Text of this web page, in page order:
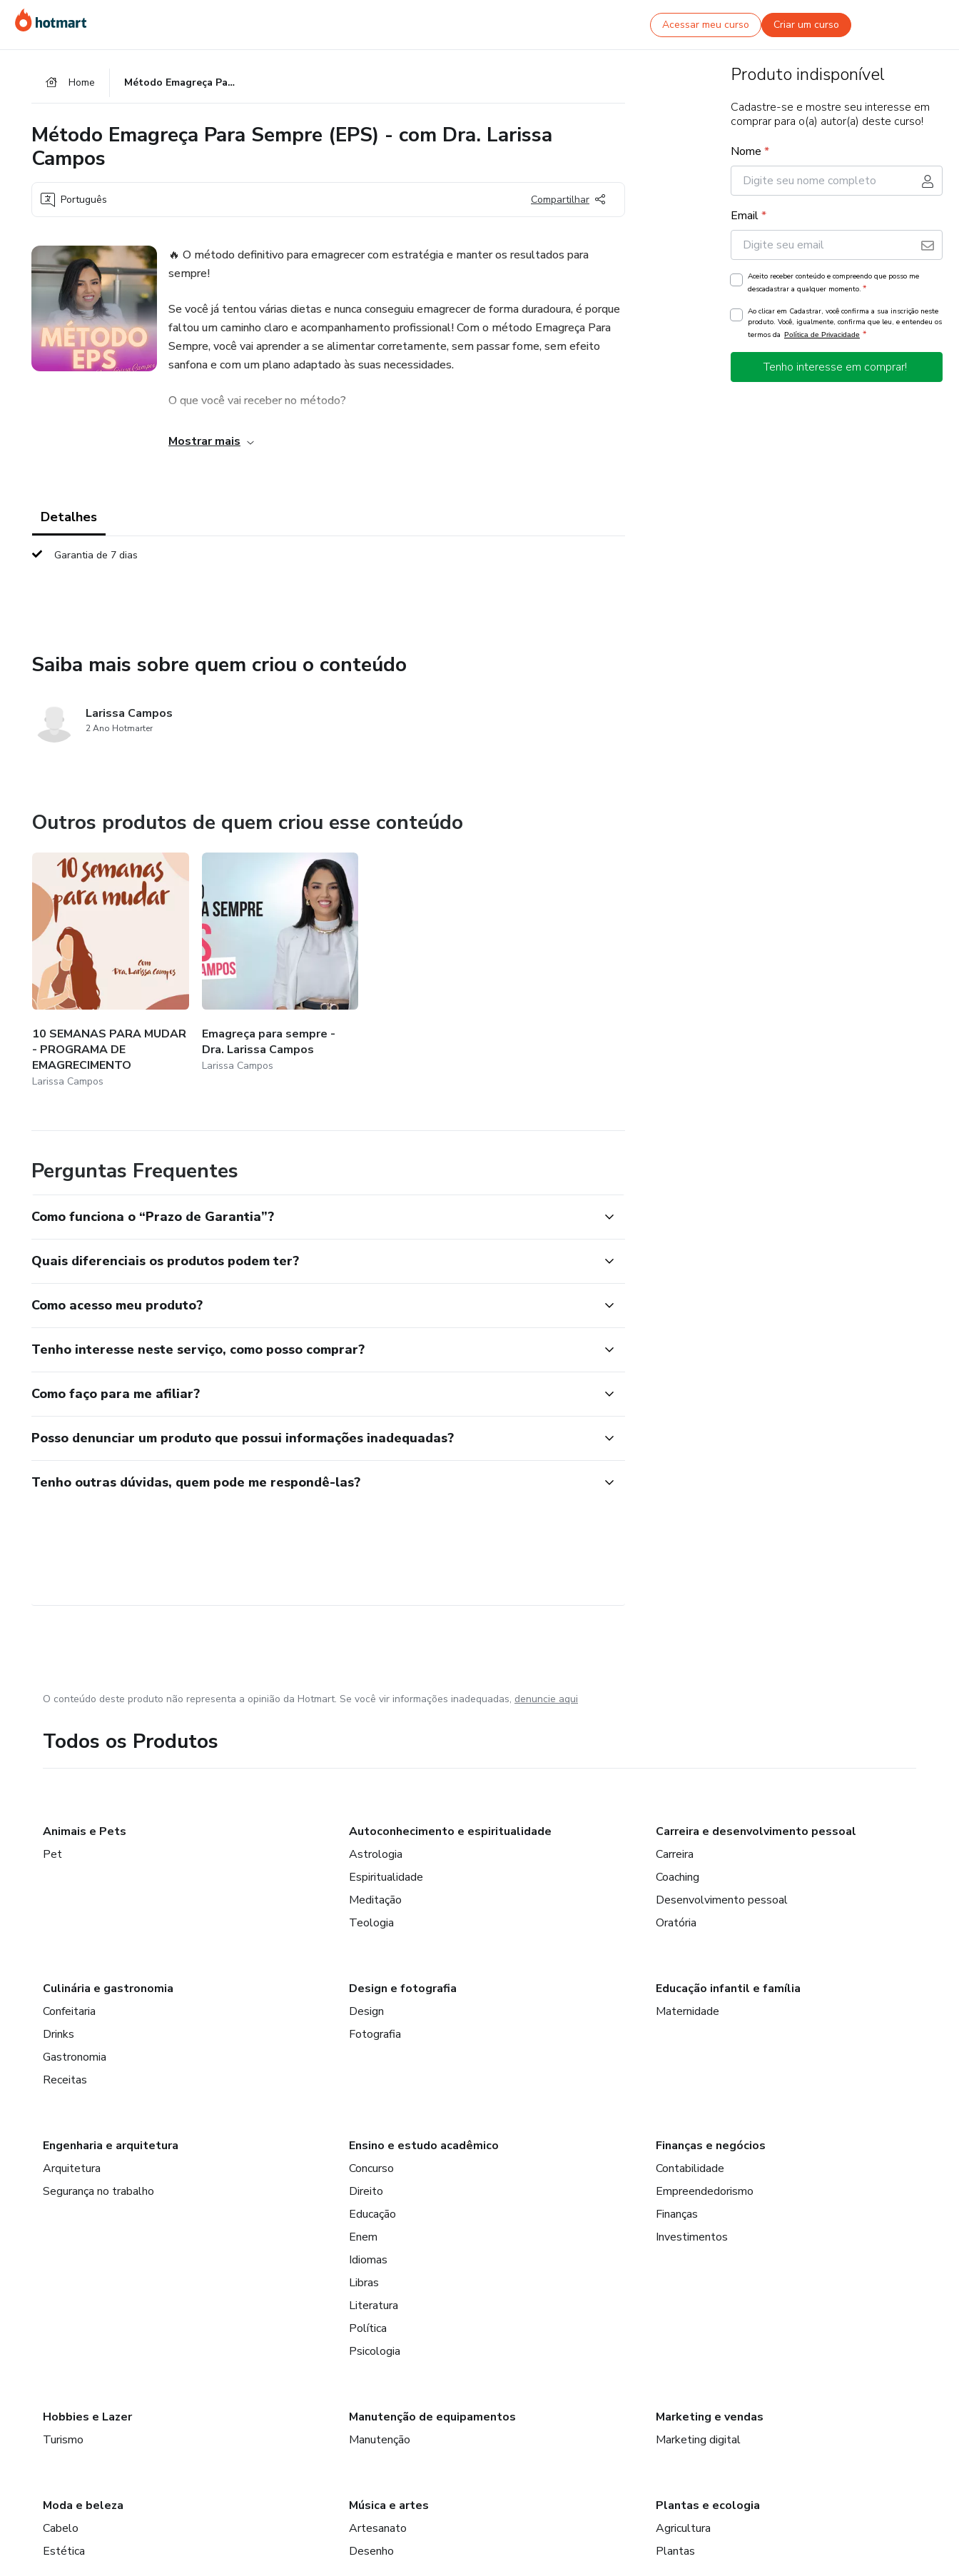
para
o
para
o
para
o
Acessar meu curso Criar um curso
Home Método Emagreça Para Sempre (EPS) - com Dra. Larissa Campos
Método Emagreça Para Sempre (EPS) - com Dra. Larissa
Campos
Português Compartilhar
🔥 O método definitivo para emagrecer com estratégia e manter os resultados para
sempre!
Se você já tentou várias dietas e nunca conseguiu emagrecer de forma duradoura, é porque
faltou um caminho claro e acompanhamento profissional! Com o método Emagreça Para
Sempre, você vai aprender a se alimentar corretamente, sem passar fome, sem efeito
sanfona e com um plano adaptado às suas necessidades.
O que você vai receber no método?
✅ 1 CONSULTA ONLINE PERSONALIZADA (até 90 minutos) - após realização de
Um passo a passo claro e estruturado para alcançar seus objetivos.
Diário alimentar: envio e análise semanal para corrigir erros antes que eles atrapalhem sua
evolução.
Peso semanal: você envia seu peso toda semana e juntos definimos uma nova meta.
Medidas mensais: você tira suas medidas na primeira semana do mês para acompanharmos
sua evolução real.
✅ REUNIÃO SEMANAL - Volta pro foco : pra você não desistir do processo!
✅ MATERIAIS EXCLUSIVOS PARA FACILITAR SUA JORNADA
📖 Livro de receitas – pratos saborosos e fáceis para seu dia a dia.
na sua alimentação.
- E-book de chás para emagrecimento – descubra como potencializar seus resultados com
- E-book de sobremesas low carb – mantenha sua dieta sem abrir mão do prazer de um
doce saudável.
- E-book receitas Low Carb para o dia-a-dia
Mostrar mais
Detalhes
Garantia de 7 dias
Saiba mais sobre quem criou o conteúdo
Larissa Campos
2 Ano Hotmarter
Outros produtos de quem criou esse conteúdo
10 SEMANAS PARA MUDAR
- PROGRAMA DE
EMAGRECIMENTO
Larissa Campos
Emagreça para sempre -
Dra. Larissa Campos
Larissa Campos
Perguntas Frequentes
Como funciona o “Prazo de Garantia”?
Quais diferenciais os produtos podem ter?
Como acesso meu produto?
Tenho interesse neste serviço, como posso comprar?
Como faço para me afiliar?
Posso denunciar um produto que possui informações inadequadas?
Tenho outras dúvidas, quem pode me respondê-las?
Produto indisponível
Cadastre-se e mostre seu interesse em
comprar para o(a) autor(a) deste curso!
Nome *
Email*
Aceito receber conteúdo e compreendo que posso me
descadastrar a qualquer momento. *
Ao clicar em Cadastrar, você confirma a sua inscrição neste
produto. Você, igualmente, confirma que leu, e entendeu os
termos da Política de Privacidade *
Tenho interesse em comprar!
O conteúdo deste produto não representa a opinião da Hotmart. Se você vir informações inadequadas, denuncie aqui
Todos os Produtos
Animais e Pets
Pet
Autoconhecimento e espiritualidade
Astrologia
Espiritualidade
Meditação
Teologia
Carreira e desenvolvimento pessoal
Carreira
Coaching
Desenvolvimento pessoal
Oratória
Culinária e gastronomia
Confeitaria
Drinks
Gastronomia
Receitas
Design e fotografia
Design
Fotografia
Educação infantil e família
Maternidade
Engenharia e arquitetura
Arquitetura
Segurança no trabalho
Ensino e estudo acadêmico
Concurso
Direito
Educação
Enem
Idiomas
Libras
Literatura
Política
Psicologia
Finanças e negócios
Contabilidade
Empreendedorismo
Finanças
Investimentos
Hobbies e Lazer
Turismo
Manutenção de equipamentos
Manutenção
Marketing e vendas
Marketing digital
Moda e beleza
Cabelo
Estética
Música e artes
Artesanato
Desenho
Plantas e ecologia
Agricultura
Plantas